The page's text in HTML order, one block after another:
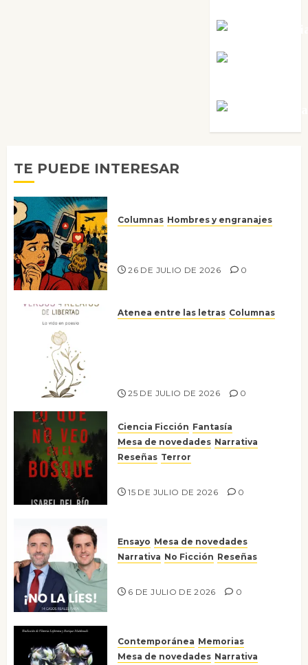
TE PUEDE INTERESAR
Columnas Hombres y engranajes
26 DE JULIO DE 2026 0
Atenea entre las letras Columnas
25 DE JULIO DE 2026 0
Ciencia Ficción Fantasía
Mesa de novedades Narrativa
Reseñas Terror
15 DE JULIO DE 2026 0
Ensayo Mesa de novedades
Narrativa No Ficción Reseñas
6 DE JULIO DE 2026 0
Contemporánea Memorias
Mesa de novedades Narrativa